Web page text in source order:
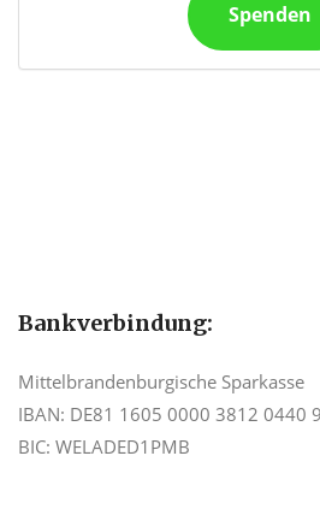
Spenden
Bankverbindung:
Mittelbrandenburgische Sparkasse
IBAN: DE81 1605 0000 3812 0440
BIC: WELADED1PMB